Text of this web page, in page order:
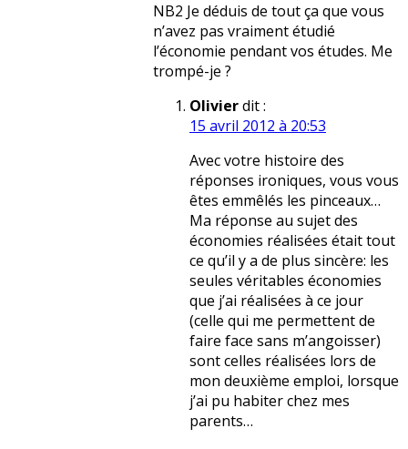
NB2 Je déduis de tout ça que vous
n’avez pas vraiment étudié
l’économie pendant vos études. Me
trompé-je ?
Olivierdit :
15 avril 2012 à 20:53
Avec votre histoire des
réponses ironiques, vous vous
êtes emmêlés les pinceaux…
Ma réponse au sujet des
économies réalisées était tout
ce qu’il y a de plus sincère: les
seules véritables économies
que j’ai réalisées à ce jour
(celle qui me permettent de
faire face sans m’angoisser)
sont celles réalisées lors de
mon deuxième emploi, lorsque
j’ai pu habiter chez mes
parents…